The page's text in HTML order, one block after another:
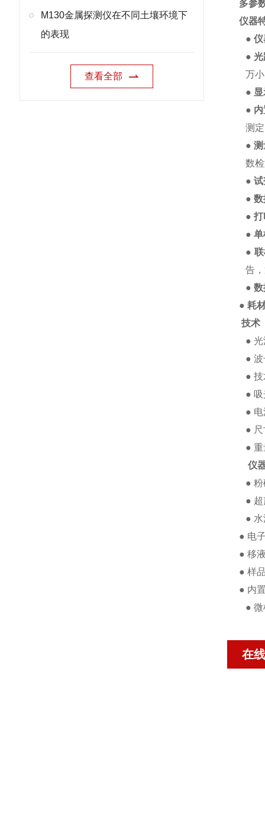
M130金属探测仪在不同土壤环境下
的表现
查看全部
多参
仪器
●
●
万
●
●
测
●
数
●
●
●
●
●
告
●
● 耗
技术
●
● 波
●
●
●
●
● 重
仪
● 粉
●
●
● 电
● 移
● 样
● 内
● 微
在